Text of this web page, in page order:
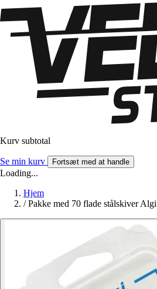
Kurv subtotal
Se min kurv Fortsæt med at handle
Loading...
Hjem
/ Pakke med 70 flade stålskiver Algi